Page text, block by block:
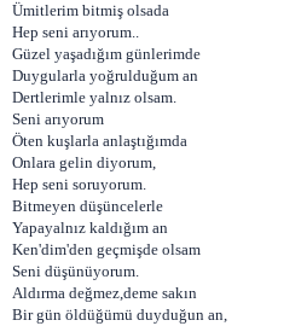
Ümitlerim bitmiş olsada
Hep seni arıyorum..
Güzel yaşadığım günlerimde
Duygularla yoğrulduğum an
Dertlerimle yalnız olsam.
Seni arıyorum
Öten kuşlarla anlaştığımda
Onlara gelin diyorum,
Hep seni soruyorum.
Bitmeyen düşüncelerle
Yapayalnız kaldığım an
Ken'dim'den geçmişde olsam
Seni düşünüyorum.
Aldırma değmez,deme sakın
Bir gün öldüğümü duyduğun an,